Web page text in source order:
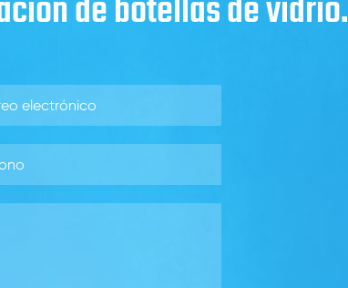
de botellas de vidrio.